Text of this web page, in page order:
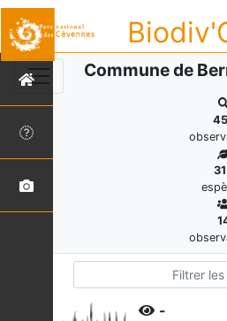
Commune de
-